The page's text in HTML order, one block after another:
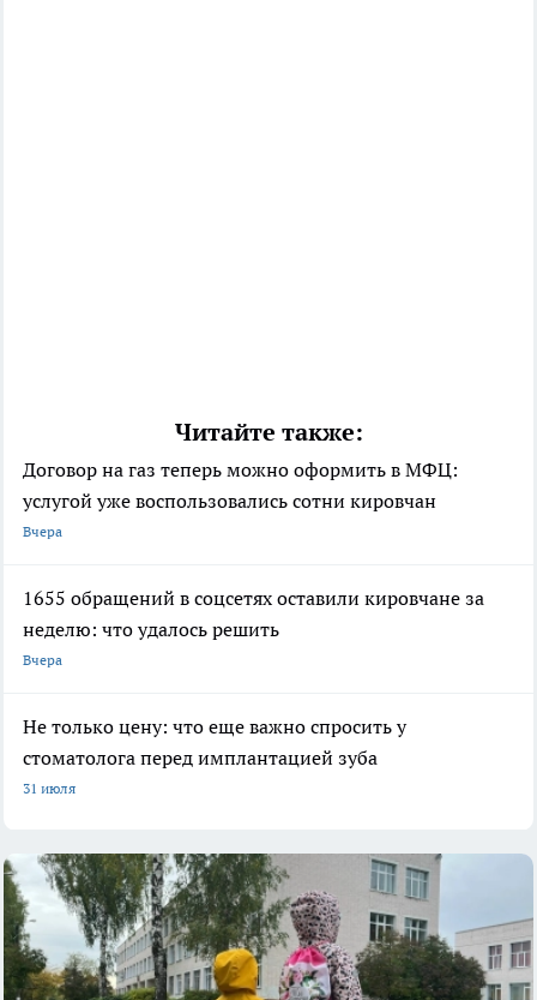
Читайте также:
Договор на газ теперь можно оформить в МФЦ:
услугой уже воспользовались сотни кировчан
Вчера
1655 обращений в соцсетях оставили кировчане за
неделю: что удалось решить
Вчера
Не только цену: что еще важно спросить у
стоматолога перед имплантацией зуба
31 июля